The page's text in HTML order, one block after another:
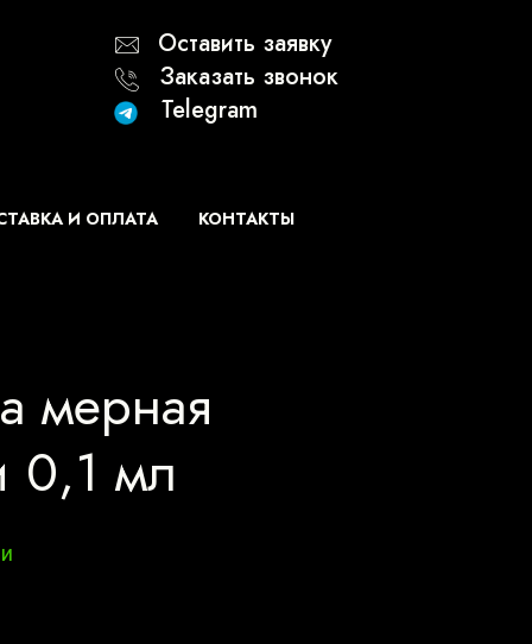
Оставить заявку
Заказать звонок
Telegram
И ОПЛАТА КОНТАКТЫ
мерная
мл